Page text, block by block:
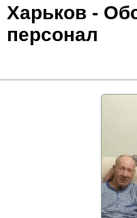
Харьков -
персонал